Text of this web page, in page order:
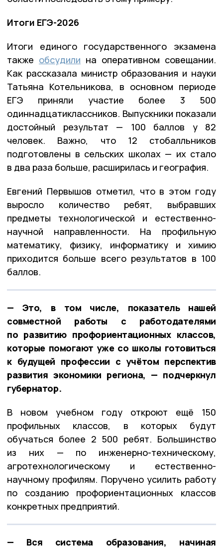
Итоги ЕГЭ-2026
Итоги единого государственного экзамена
также обсудили на оперативном совещании.
Как рассказала министр образования и науки
Татьяна Котельникова, в основном периоде
ЕГЭ приняли участие более 3 500
одиннадцатиклассников. Выпускники показали
достойный результат — 100 баллов у 82
человек. Важно, что 12 стобалльников
подготовлены в сельских школах — их стало
в два раза больше, расширилась и география.
Евгений Первышов отметил, что в этом году
выросло количество ребят, выбравших
предметы технологической и естественно-
научной направленности. На профильную
математику, физику, информатику и химию
приходится больше всего результатов в 100
баллов.
— Это, в том числе, показатель нашей
совместной работы с работодателями
по развитию профориентационных классов,
которые помогают уже со школы готовиться
к будущей профессии с учётом перспектив
развития экономики региона, — подчеркнул
губернатор.
В новом учебном году откроют ещё 150
профильных классов, в которых будут
обучаться более 2 500 ребят. Большинство
из них — по инженерно-техническому,
агротехнологическому и естественно-
научному профилям. Поручено усилить работу
по созданию профориентационных классов
конкретных предприятий.
— Вся система образования, начиная